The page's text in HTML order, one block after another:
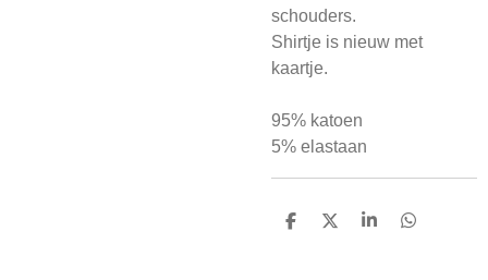
schouders.
Shirtje is nieuw met
kaartje.
95% katoen
5% elastaan
D
D
S
D